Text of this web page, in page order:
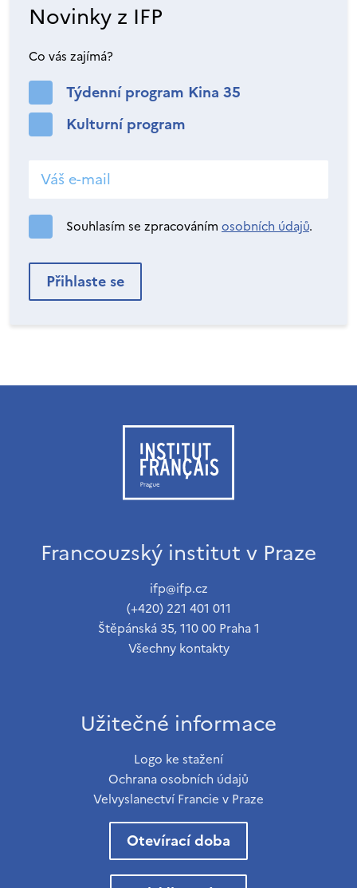
Novinky z IFP
Co vás zajímá?
Týdenní program Kina 35
Kulturní program
Souhlasím se zpracováním osobních údajů.
Francouzský institut v Praze
ifp@ifp.cz
(+420) 221 401 011
Štěpánská 35, 110 00 Praha 1
Všechny kontakty
Užitečné informace
Logo ke stažení
Ochrana osobních údajů
Velvyslanectví Francie v Praze
Otevírací doba